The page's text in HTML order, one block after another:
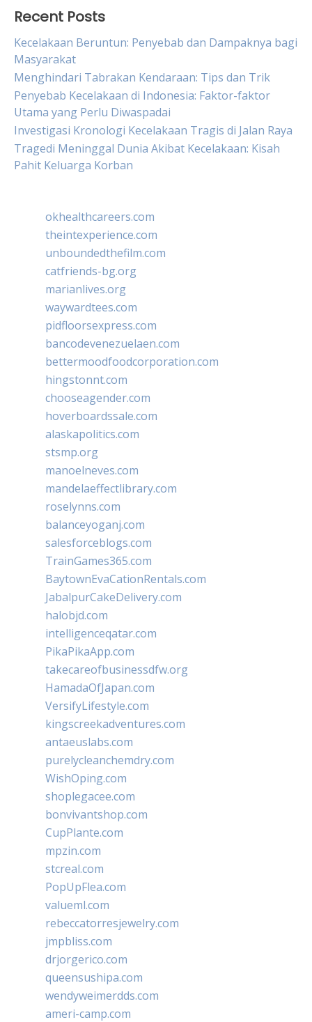
Recent Posts
Kecelakaan Beruntun: Penyebab dan Dampaknya bagi
Masyarakat
Menghindari Tabrakan Kendaraan: Tips dan Trik
Penyebab Kecelakaan di Indonesia: Faktor-faktor
Utama yang Perlu Diwaspadai
Investigasi Kronologi Kecelakaan Tragis di Jalan Raya
Tragedi Meninggal Dunia Akibat Kecelakaan: Kisah
Pahit Keluarga Korban
okhealthcareers.com
theintexperience.com
unboundedthefilm.com
catfriends-bg.org
marianlives.org
waywardtees.com
pidfloorsexpress.com
bancodevenezuelaen.com
bettermoodfoodcorporation.com
hingstonnt.com
chooseagender.com
hoverboardssale.com
alaskapolitics.com
stsmp.org
manoelneves.com
mandelaeffectlibrary.com
roselynns.com
balanceyoganj.com
salesforceblogs.com
TrainGames365.com
BaytownEvaCationRentals.com
JabalpurCakeDelivery.com
halobjd.com
intelligenceqatar.com
PikaPikaApp.com
takecareofbusinessdfw.org
HamadaOfJapan.com
VersifyLifestyle.com
kingscreekadventures.com
antaeuslabs.com
purelycleanchemdry.com
WishOping.com
shoplegacee.com
bonvivantshop.com
CupPlante.com
mpzin.com
stcreal.com
PopUpFlea.com
valueml.com
rebeccatorresjewelry.com
jmpbliss.com
drjorgerico.com
queensushipa.com
wendyweimerdds.com
ameri-camp.com